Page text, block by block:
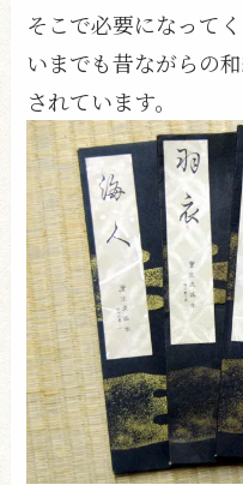
そこで必要になって
いまでも昔ながらの
されています。